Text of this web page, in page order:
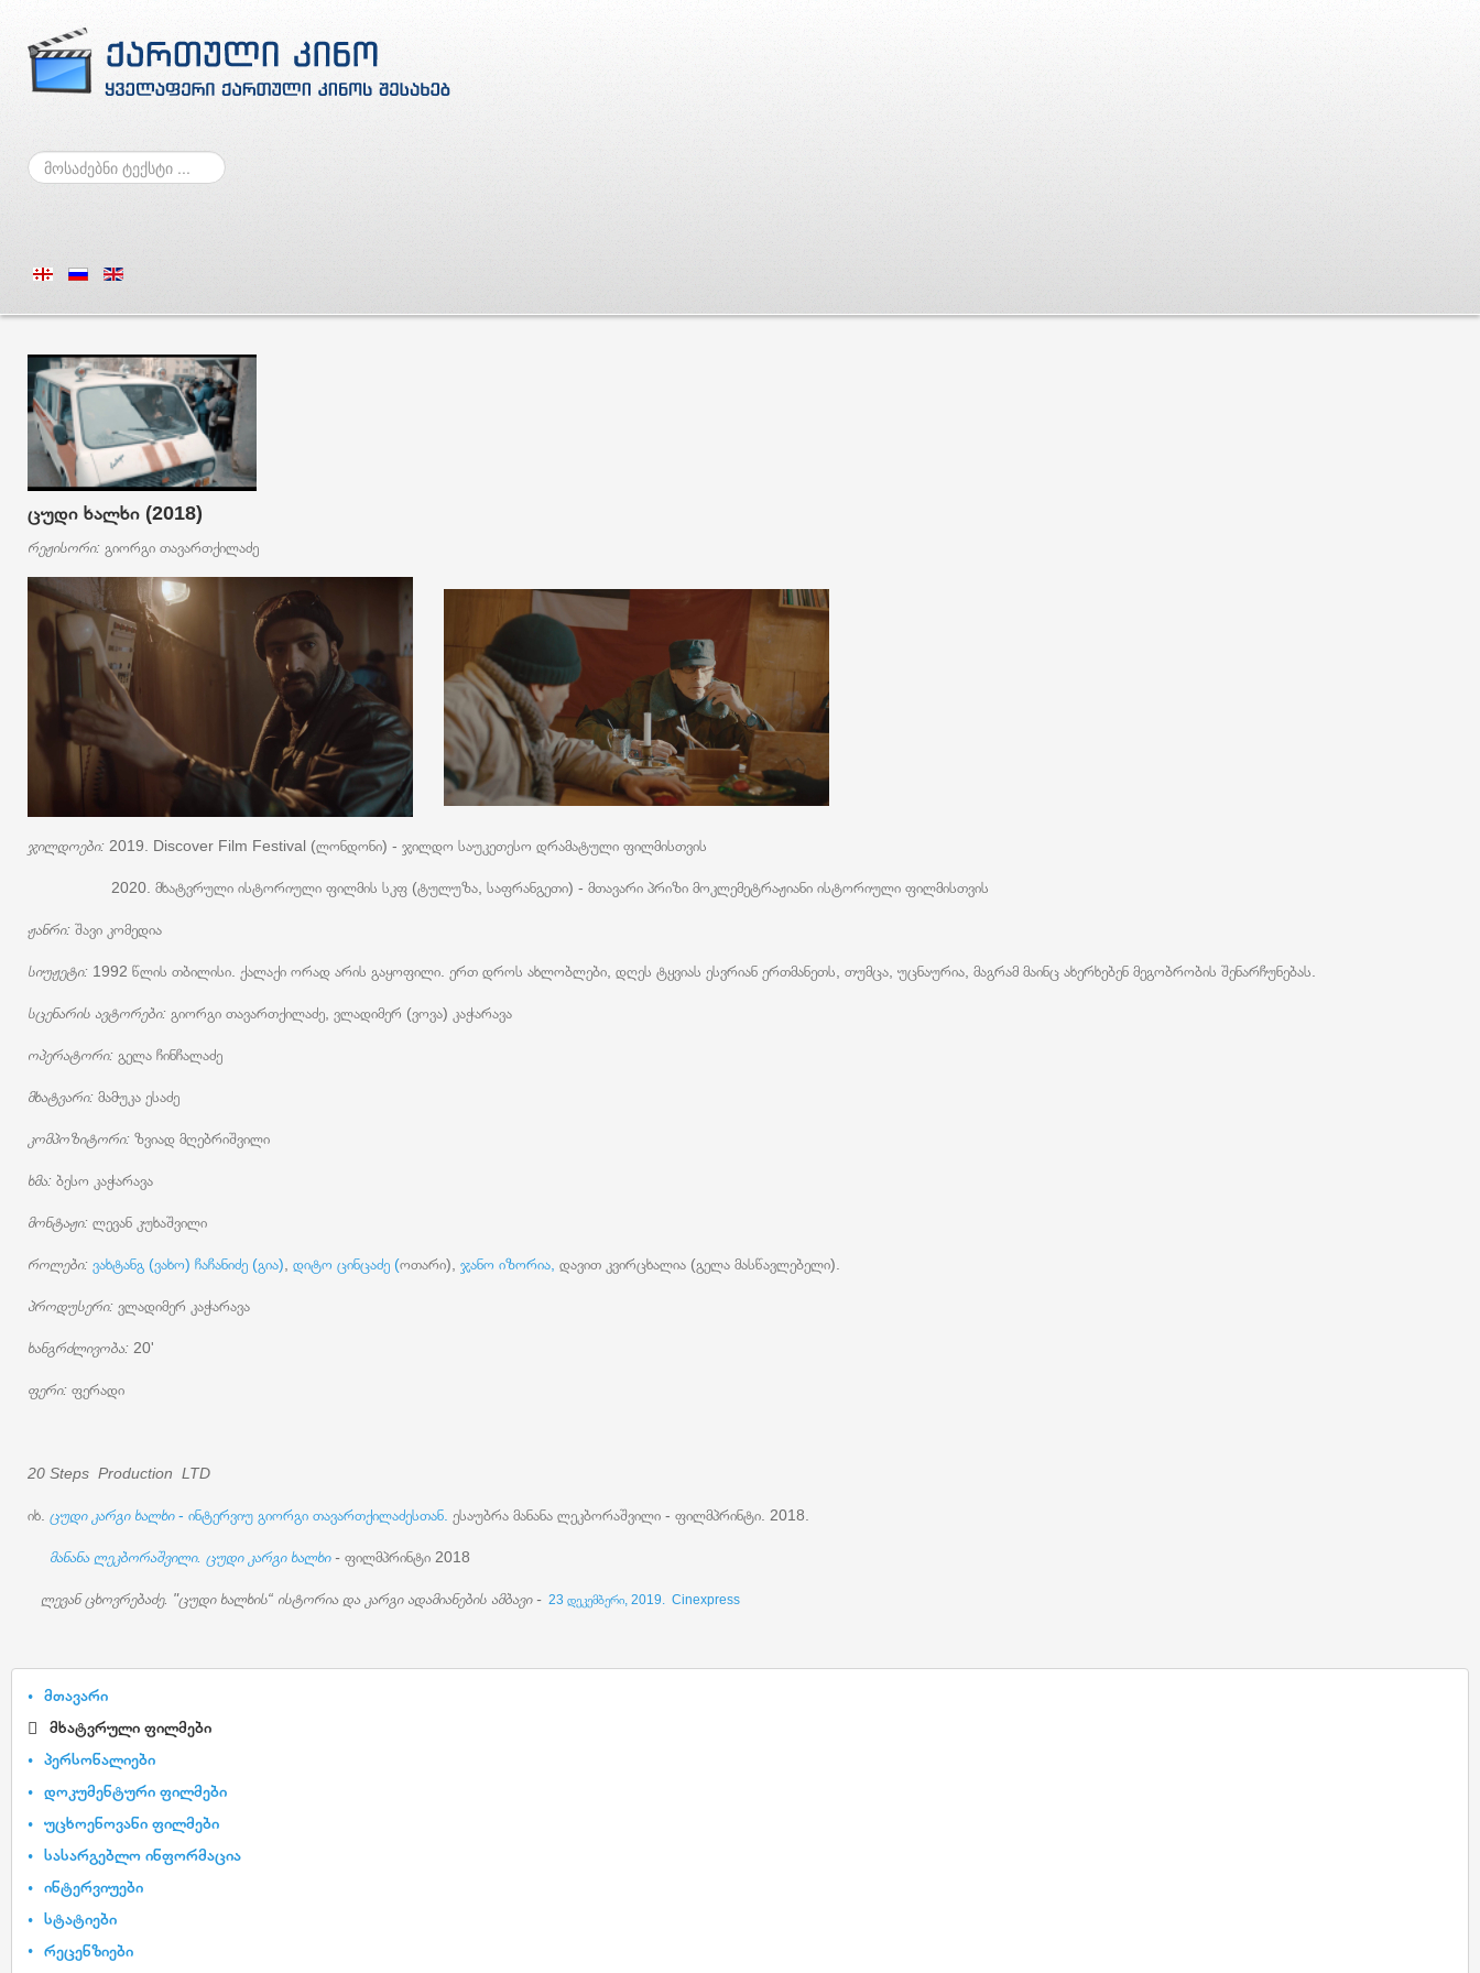
ძებნა
ცუდი ხალხი (2018)
რეჟისორი: გიორგი თავართქილაძე
ჯილდოები: 2019. Discover Film Festival (ლონდონი) - ჯილდო საუკეთესო დრამატული ფილმისთვის
2020. მხატვრული ისტორიული ფილმის სკფ (ტულუზა, საფრანგეთი) - მთავარი პრიზი მოკლემეტრაჟიანი ისტორიული ფილმისთვის
ჟანრი: შავი კომედია
სიუჟეტი: 1992 წლის თბილისი. ქალაქი ორად არის გაყოფილი. ერთ დროს ახლობლები, დღეს ტყვიას ესვრიან ერთმანეთს, თუმცა, უცნაურია, მაგრამ მაინც ახერხებენ მეგობრობის შენარჩუნებას.
სცენარის ავტორები: გიორგი თავართქილაძე, ვლადიმერ (ვოვა) კაჭარავა
ოპერატორი: გელა ჩინჩალაძე
მხატვარი: მამუკა ესაძე
კომპოზიტორი: ზვიად მღებრიშვილი
ხმა: ბესო კაჭარავა
მონტაჟი: ლევან კუხაშვილი
როლები: ვახტანგ (ვახო) ჩაჩანიძე (გია) დიტო ცინცაძე (ოთარი), ჯანო იზორია, დავით კვირცხალია (გელა მასწავლებელი).
პროდუსერი: ვლადიმერ კაჭარავა
ხანგრძლივობა: 20'
ფერი: ფერადი
20 Steps Production LTD
იხ. ცუდი კარგი ხალხი- ინტერვიუ გიორგი თავართქილაძესთან. ესაუბრა მანანა ლეკბორაშვილი - ფილმპრინტი. 2018.
მანანა ლეკბორაშვილი. ცუდი კარგი ხალხი - ფილმპრინტი 2018
ლევან ცხოვრებაძე. "ცუდი ხალხის“ ისტორია და კარგი ადამიანების ამბავი - 23 დეკემბერი, 2019. Cinexpress
მთავარი
მხატვრული ფილმები
პერსონალიები
დოკუმენტური ფილმები
უცხოენოვანი ფილმები
სასარგებლო ინფორმაცია
ინტერვიუები
სტატიები
რეცენზიები